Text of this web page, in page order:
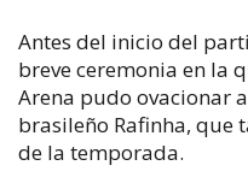
Antes del inicio del
breve ceremonia en la
Arena pudo ovacionar
brasileño Rafinha, que
de la temporada.